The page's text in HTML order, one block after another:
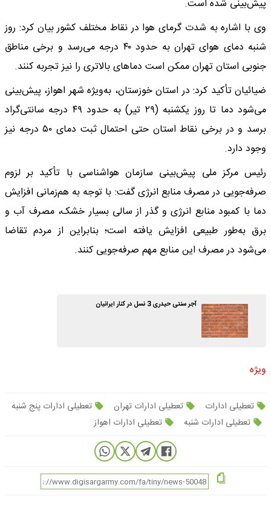
پیش‌بینی شده است.
وی با اشاره به شدت گرمای هوا در نقاط مختلف کشور بیان کرد: روز
شنبه دمای هوای تهران به حدود ۴۰ درجه می‌رسد و برخی مناطق
جنوبی استان تهران ممکن است دما‌های بالاتری را نیز تجربه کنند.
ضیائیان تأکید کرد: در استان خوزستان، به‌ویژه شهر اهواز، پیش‌بینی
می‌شود دما تا روز یکشنبه (۲۹ تیر) به حدود ۴۹ درجه سانتی‌گراد
برسد و در برخی نقاط استان حتی احتمال ثبت دمای ۵۰ درجه نیز
وجود دارد.
رئیس مرکز ملی پیش‌بینی سازمان هواشناسی با تأکید بر لزوم
صرفه‌جویی در مصرف منابع انرژی گفت: با توجه به هم‌زمانی افزایش
دما با کمبود منابع انرژی و گذر از سالی بسیار خشک، مصرف آب و
برق به‌طور طبیعی افزایش یافته است؛ بنابراین از مردم تقاضا
می‌شود در مصرف این منابع مهم صرفه‌جویی کنند.
آجر سنتی حیدری 3 نسل در کنار ایرانیان
ویژه
تعطیلی ادارات تعطیلی ادارات تهران
تعطیلی ادارات پنج شنبه
تعطیلی ادارات شنبه
تعطیلی ادارات اهواز